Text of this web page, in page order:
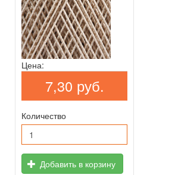
Цена:
7,30 руб.
Количество
Добавить в корзину